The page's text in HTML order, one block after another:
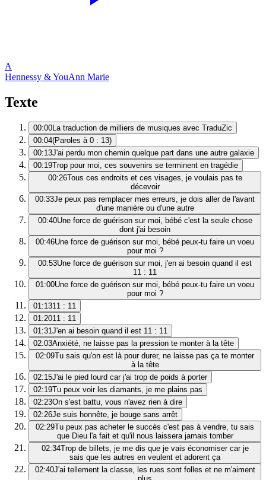
A
Hennessy & YouAnn Marie
Texte
00:00La traduction de milliers de musiques avec TraduZic
00:04(Paroles à 0 : 13)
00:13J'ai perdu mon chemin quelque part dans une autre galaxie
00:19Trop pour moi, ces souvenirs se terminent en tragédie
00:26Tous ces endroits et ces visages, je voulais pas te
décevoir
00:33Je peux pas remplacer mes erreurs, je dois aller de l'avant
d'une manière ou d'une autre
00:40Une force de guérison sur moi, bébé c'est la seule chose
dont j'ai besoin
00:46Une force de guérison sur moi, bébé peux-tu faire un voeu
pour moi ?
00:53Une force de guérison sur moi, j'en ai besoin quand il est
11 : 11
01:00Une force de guérison sur moi, bébé peux-tu faire un voeu
pour moi ?
01:1311 : 11
01:2011 : 11
01:31J'en ai besoin quand il est 11 : 11
02:03Anxiété, ne laisse pas la pression te monter à la tête
02:09Tu sais qu'on est là pour durer, ne laisse pas ça te monter
à la tête
02:15J'ai le pied lourd car j'ai trop de poids à porter
02:19Tu peux voir les diamants, je me plains pas
02:23On s'est battu, vous n'avez rien à dire
02:26Je suis honnête, je bouge sans arrêt
02:29Tu peux pas acheter le succès c'est pas à vendre, tu sais
que Dieu l'a fait et qu'il nous laissera jamais tomber
02:34Trop de billets, je me dis que je vais économiser car je
sais que les autres en veulent et adorent ça
02:40J'ai tellement la classe, les rues sont folles et ne m'aiment